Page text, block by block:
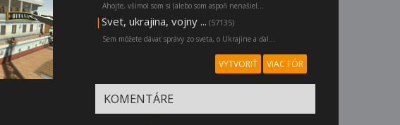
Ahojte, všimol som si (alebo som aspoň nenašiel...
| Svet, ukrajina, vojny ... (57135)
Sem môžete dávať správy zo sveta, o Ukrajine a ďal...
VYTVORIŤ VIAC FÓR
KOMENTÁRE